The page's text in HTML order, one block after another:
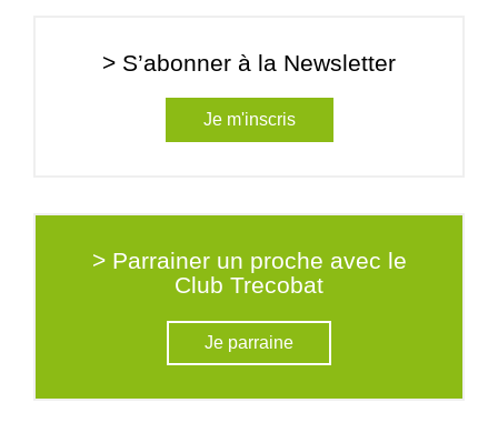
> S’abonner à la Newsletter
Je m'inscris
> Parrainer un proche avec le
Club Trecobat
Je parraine